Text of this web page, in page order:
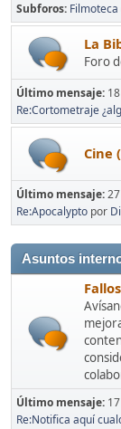
Subforos
La
Foro
Último mensaje:
Re:Cortometraje
Cine
Último mensaje:
Re:Apocalypto por
Asuntos
Último mensaje:
Re:Notifica aquí